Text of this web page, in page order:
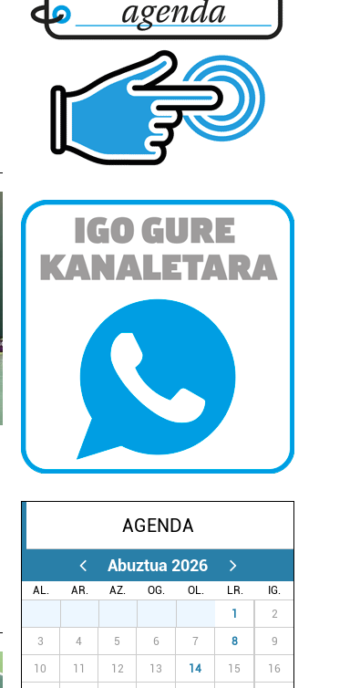
AGENDA
Abuztua 2026
AL. AR. AZ. OG. OL. LR.
IG.
1 2
3 4 5 6 7 8 9
10 11 12 13 14 15 16